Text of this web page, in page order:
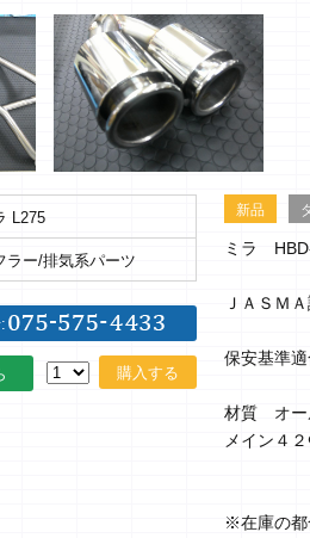
L275
ラー/排気系パーツ
購入する
新品
ミラ
ＪＡＳＭ
保安基準
材質 オー
メイン４
※在庫の都